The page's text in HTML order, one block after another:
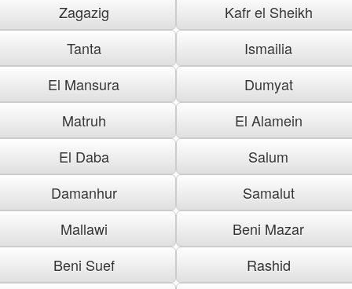
Zagazig
Kafr el Sheikh
Tanta
Ismailia
El Mansura
Dumyat
Matruh
El Alamein
El Daba
Salum
Damanhur
Samalut
Mallawi
Beni Mazar
Beni Suef
Rashid